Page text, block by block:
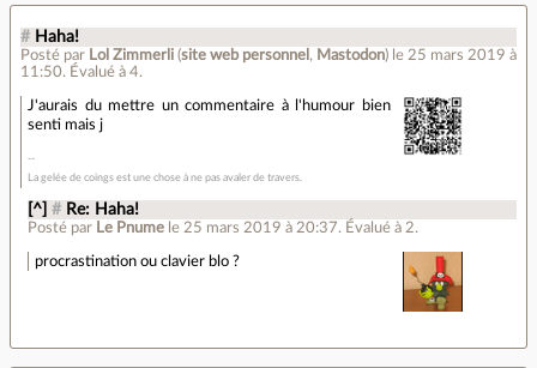
# Haha!
Posté par Lol Zimmerli (site web personnel , Mastodon) le 25 mars 2019 à
11:50. Évalué à 4.
J'aurais du mettre un commentaire à l'humour bien
senti mais j
La gelée de coings est une chose à ne pas avaler de travers.
[^] # Re: Haha!
Posté par Le Pnume le 25 mars 2019 à 20:37. Évalué à 2.
procrastination ou clavier blo ?